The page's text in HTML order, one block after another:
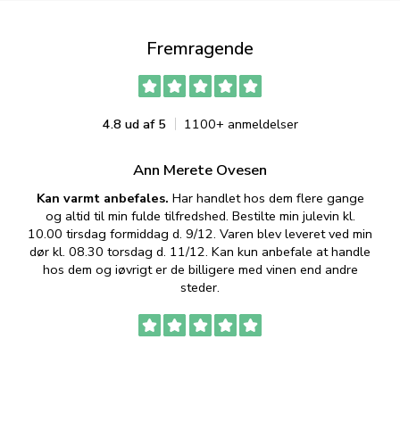
Fremragende
4.8 ud af 5 1100+ anmeldelser
Ann Merete Ovesen
Kan varmt anbefales. Har handlet hos dem flere gange
og altid til min fulde tilfredshed. Bestilte min julevin kl.
10.00 tirsdag formiddag d. 9/12. Varen blev leveret ved min
dør kl. 08.30 torsdag d. 11/12. Kan kun anbefale at handle
hos dem og iøvrigt er de billigere med vinen end andre
steder.